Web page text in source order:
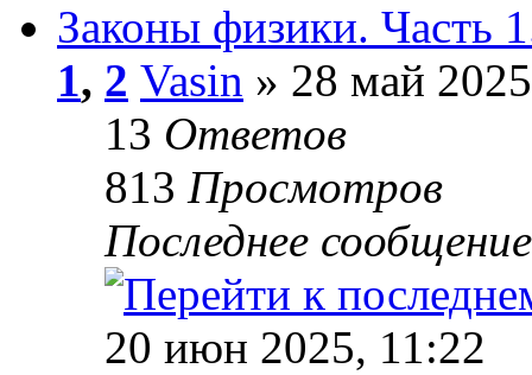
Законы физики. Часть
1, 2 Vasin » 28 май
13 Ответов
813 Просмотров
Последнее
20 июн 2025, 11:22